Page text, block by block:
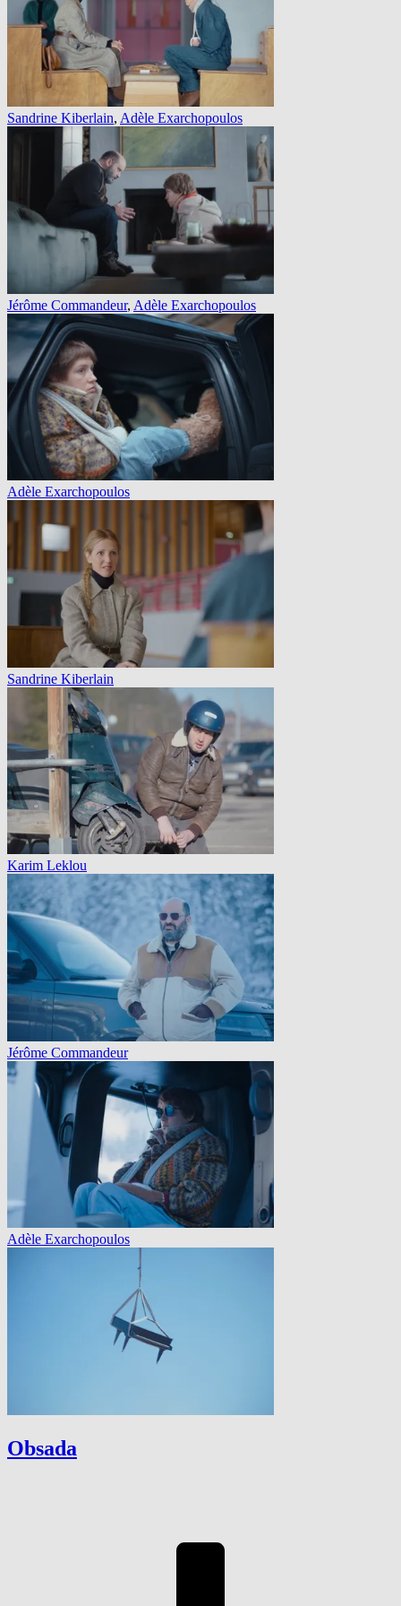
Sandrine Kiberlain, Adèle Exarchopoulos
Jérôme Commandeur, Adèle Exarchopoulos
Adèle Exarchopoulos
Sandrine Kiberlain
Karim Leklou
Jérôme Commandeur
Adèle Exarchopoulos
Obsada